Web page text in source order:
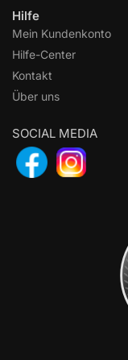
Hilfe
Mein Kundenkonto
Hilfe-Center
Kontakt
Über uns
SOCIAL MEDIA